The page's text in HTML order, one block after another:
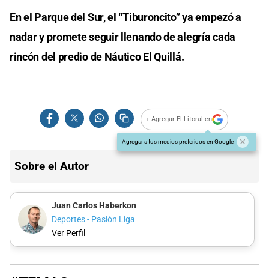
En el Parque del Sur, el “Tiburoncito” ya empezó a
nadar y promete seguir llenando de alegría cada
rincón del predio de Náutico El Quillá.
+ Agregar El Litoral en
Agregar a tus medios preferidos en Google
Sobre el Autor
Juan Carlos Haberkon
Deportes - Pasión Liga
Ver Perfil